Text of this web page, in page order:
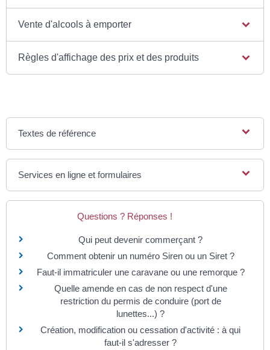
Vente d'alcools à emporter
Règles d'affichage des prix et des produits
Textes de référence
Services en ligne et formulaires
Questions ? Réponses !
Qui peut devenir commerçant ?
Comment obtenir un numéro Siren ou un Siret ?
Faut-il immatriculer une caravane ou une remorque ?
Quelle amende en cas de non respect d'une
restriction du permis de conduire (port de
lunettes...) ?
Création, modification ou cessation d'activité : à qui
faut-il s'adresser ?